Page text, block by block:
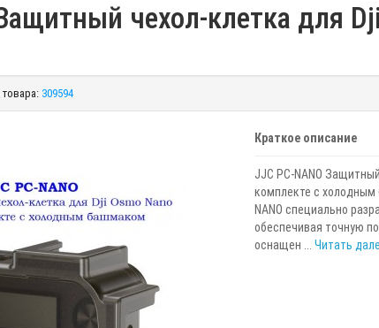
чехол-клетка для
309594
Краткое описание
JJC PC-NANO
комплекте с
NANO специально
обеспечивая точную
оснащен ... Читать